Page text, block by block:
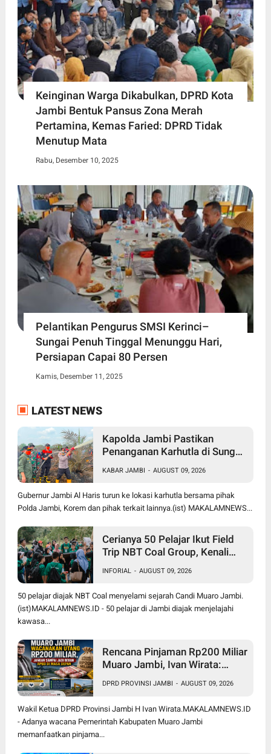
Keinginan Warga Dikabulkan, DPRD Kota
Jambi Bentuk Pansus Zona Merah
Pertamina, Kemas Faried: DPRD Tidak
Menutup Mata
Rabu, Desember 10, 2025
Pelantikan Pengurus SMSI Kerinci–
Sungai Penuh Tinggal Menunggu Hari,
Persiapan Capai 80 Persen
Kamis, Desember 11, 2025
LATEST NEWS
Kapolda Jambi Pastikan
Penanganan Karhutla di Sungai
TNI-Polri dan BPBD Diperkuat
KABAR JAMBI - AUGUST 09, 2026
Gubernur Jambi Al Haris turun ke lokasi karhutla bersama pihak
Polda Jambi, Korem dan pihak terkait lainnya.(ist) MAKALAMNEWS...
Cerianya 50 Pelajar Ikut Field
Trip NBT Coal Group, Kenali
Jambi
INFORIAL - AUGUST 09, 2026
50 pelajar diajak NBT Coal menyelami sejarah Candi Muaro Jambi.
(ist)MAKALAMNEWS.ID - 50 pelajar di Jambi diajak menjelajahi
kawasa...
Rencana Pinjaman Rp200 Miliar
Muaro Jambi, Ivan Wirata:
Pembangunan
DPRD PROVINSI JAMBI - AUGUST 09, 2026
Wakil Ketua DPRD Provinsi Jambi H Ivan Wirata.MAKALAMNEWS.ID
- Adanya wacana Pemerintah Kabupaten Muaro Jambi
memanfaatkan pinjama...